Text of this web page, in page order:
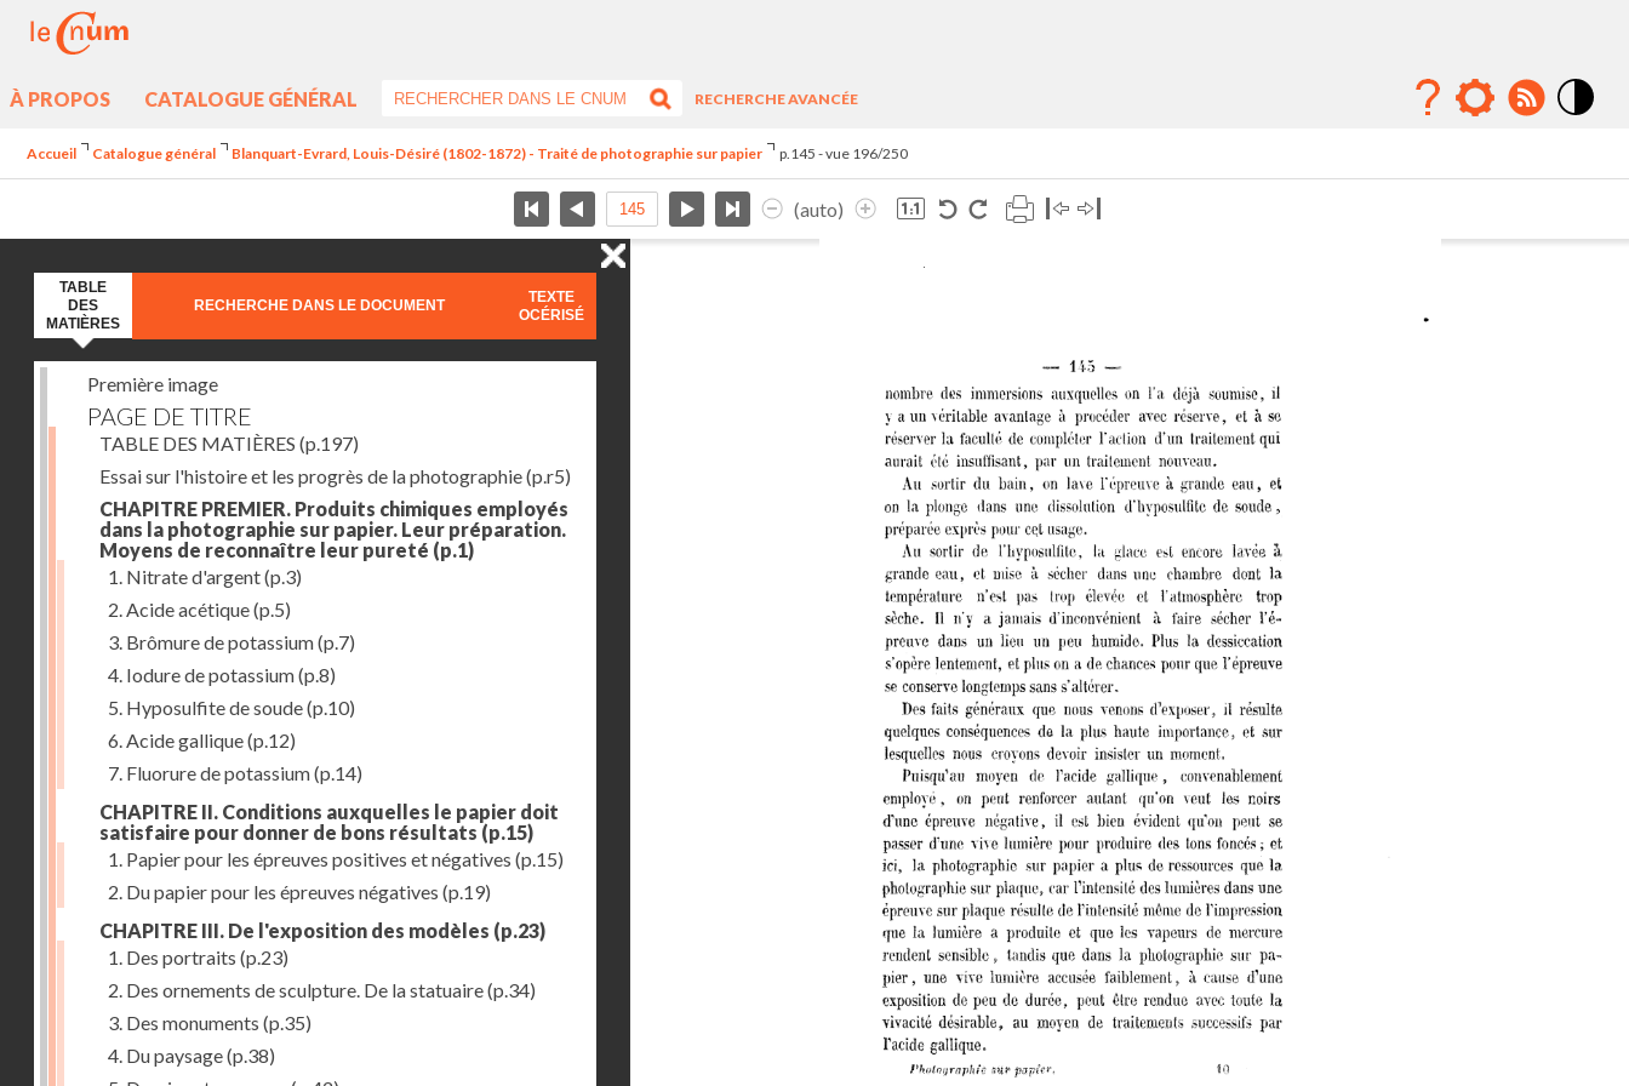
À PROPOS CATALOGUE GÉNÉRAL
RECHERCHE AVANCÉE
Accueil Catalogue général Blanquart-Evrard, Louis-Désiré (1802-1872) - Traité de photographie sur papier p.145 - vue 196/250
(auto)
TABLE
DES
MATIÈRES
RECHERCHE DANS LE DOCUMENT
TEXTE
OCÉRISÉ
Première image
PAGE DE TITRE
TABLE DES MATIÈRES (p.197)
Essai sur l'histoire et les progrès de la photographie(p.r5)
CHAPITRE PREMIER. Produits chimiques employés
dans la photographie sur papier. Leur préparation.
Moyens de reconnaître leur pureté (p.1)
1. Nitrate d'argent(p.3)
2. Acide acétique(p.5)
3. Brômure de potassium(p.7)
4. Iodure de potassium(p.8)
5. Hyposulfite de soude(p.10)
6. Acide gallique(p.12)
7. Fluorure de potassium(p.14)
CHAPITRE II. Conditions auxquelles le papier doit
satisfaire pour donner de bons résultats (p.15)
1. Papier pour les épreuves positives et négatives (p.15)
2. Du papier pour les épreuves négatives (p.19)
CHAPITRE III. De l'exposition des modèles (p.23)
1. Des portraits (p.23)
2. Des ornements de sculpture. De la statuaire(p.34)
3. Des monuments (p.35)
4. Du paysage(p.38)